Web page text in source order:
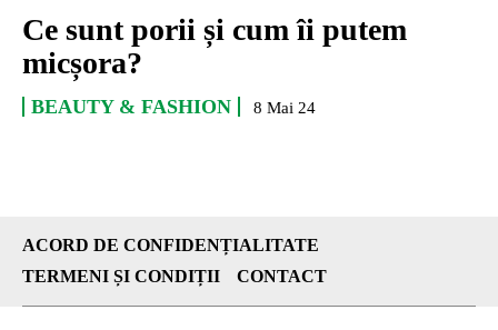
Ce sunt porii și cum îi putem
micșora?
BEAUTY & FASHION 8 Mai 24
ACORD DE CONFIDENȚIALITATE
TERMENI ȘI CONDIȚII
CONTACT